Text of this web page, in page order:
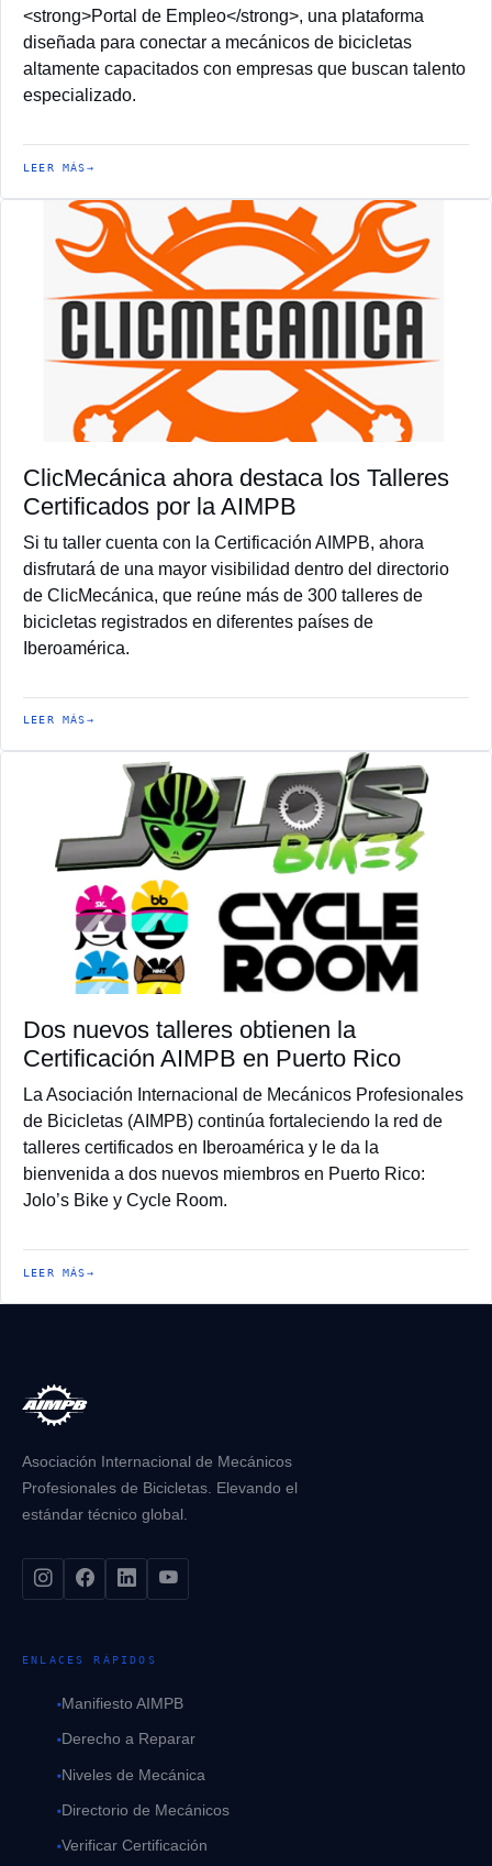
<strong>Portal de Empleo</strong>, una plataforma
diseñada para conectar a mecánicos de bicicletas
altamente capacitados con empresas que buscan talento
especializado.
LEER MÁS
ClicMecánica ahora destaca los Talleres
Certificados por la AIMPB
Si tu taller cuenta con la Certificación AIMPB, ahora
disfrutará de una mayor visibilidad dentro del directorio
de ClicMecánica, que reúne más de 300 talleres de
bicicletas registrados en diferentes países de
Iberoamérica.
LEER MÁS
Dos nuevos talleres obtienen la
Certificación AIMPB en Puerto Rico
La Asociación Internacional de Mecánicos Profesionales
de Bicicletas (AIMPB) continúa fortaleciendo la red de
talleres certificados en Iberoamérica y le da la
bienvenida a dos nuevos miembros en Puerto Rico:
Jolo’s Bike y Cycle Room.
LEER MÁS
Asociación Internacional de Mecánicos
Profesionales de Bicicletas. Elevando el
estándar técnico global.
ENLACES RÁPIDOS
Manifiesto AIMPB
Derecho a Reparar
Niveles de Mecánica
Directorio de Mecánicos
Verificar Certificación